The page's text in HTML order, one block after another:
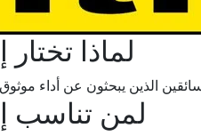
لماذا
الذين يبحثون عن أداء
لمن تناسب